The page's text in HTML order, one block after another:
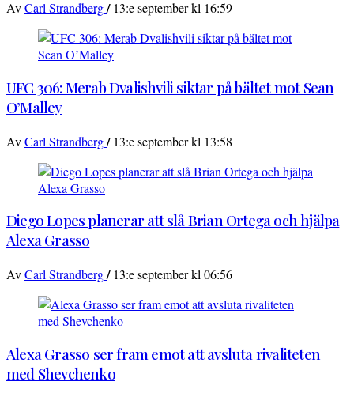
AvCarl Strandberg/ 13:e september kl 16:59
UFC 306: Merab Dvalishvili siktar på bältet mot Sean
O’Malley
AvCarl Strandberg/ 13:e september kl 13:58
Diego Lopes planerar att slå Brian Ortega och hjälpa
Alexa Grasso
AvCarl Strandberg/ 13:e september kl 06:56
Alexa Grasso ser fram emot att avsluta rivaliteten
med Shevchenko